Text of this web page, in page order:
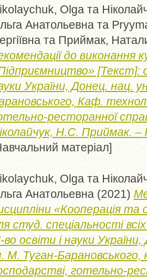
Olga та
Анатольевна та
та Приймак,
до виконання
[Текст]:
України, Донец. нац.
Каф.
ресторанної
Н.С. Приймак.
матеріал]
Olga та
Анатольевна (2021)
«Кооперація та
студ. спеціальності
освіти і науки
М. Туган-
готельно-